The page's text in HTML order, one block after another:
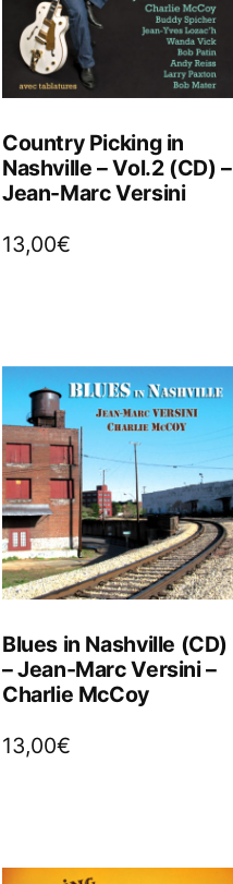
Country Picking in
Nashville – Vol.2 (CD) –
Jean-Marc Versini
13,00€
Blues in Nashville (CD)
– Jean-Marc Versini –
Charlie McCoy
13,00€